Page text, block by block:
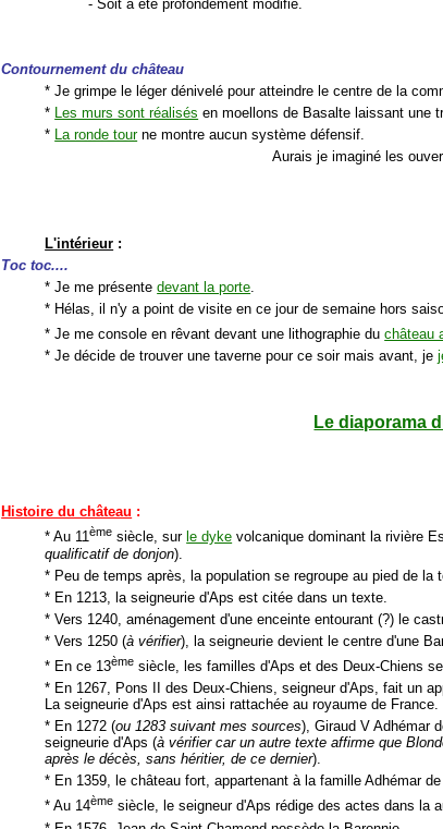
- Soit a été profondément modifié.
Contournement du château
* Je grimpe le léger dénivelé pour atteindre le centre de la
*
Les murs sont réalisés en moellons de Basalte laissant une
*
La ronde tourne montre aucun système défensif.
Aurais je imaginé les
L'intérieur :
Toc toc....
* Je me présentedevant la porte
* Hélas, il n'y a point de visite en ce jour de semaine hors
* Je me console en rêvant devant une lithographie duchâteau
* Je décide de trouver une taverne pour ce soir mais avant, je
Le diaporama
Histoire du château :
* Au 11ème siècle, sur le dyke volcanique dominant la rivière
qualificatif de donjon).
* Peu de temps après, la population se regroupe au pied de la
* En 1213, la seigneurie d'Aps est citée dans un texte.
* Vers 1240, aménagement d'une enceinte entourant (?) le
* Vers 1250 (à vérifier), la seigneurie devient le centre d'une
* En ce 13ème siècle, les familles d'Aps et des Deux-Chiens
* En 1267, Pons II des Deux-Chiens, seigneur d'Aps, fait un
La seigneurie d'Aps est ainsi rattachée au royaume de France.
* En 1272 (ou 1283 suivant mes sources), Giraud V Adhémar
seigneurie d'Aps (à vérifier car un autre texte affirme que
après le décès, sans héritier, de ce dernier).
* En 1359, le château fort, appartenant à la famille Adhémar
* Au 14ème siècle, le seigneur d'Aps rédige des actes dans la